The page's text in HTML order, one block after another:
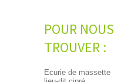
POUR NOUS
TROUVER :
Ecurie de massette